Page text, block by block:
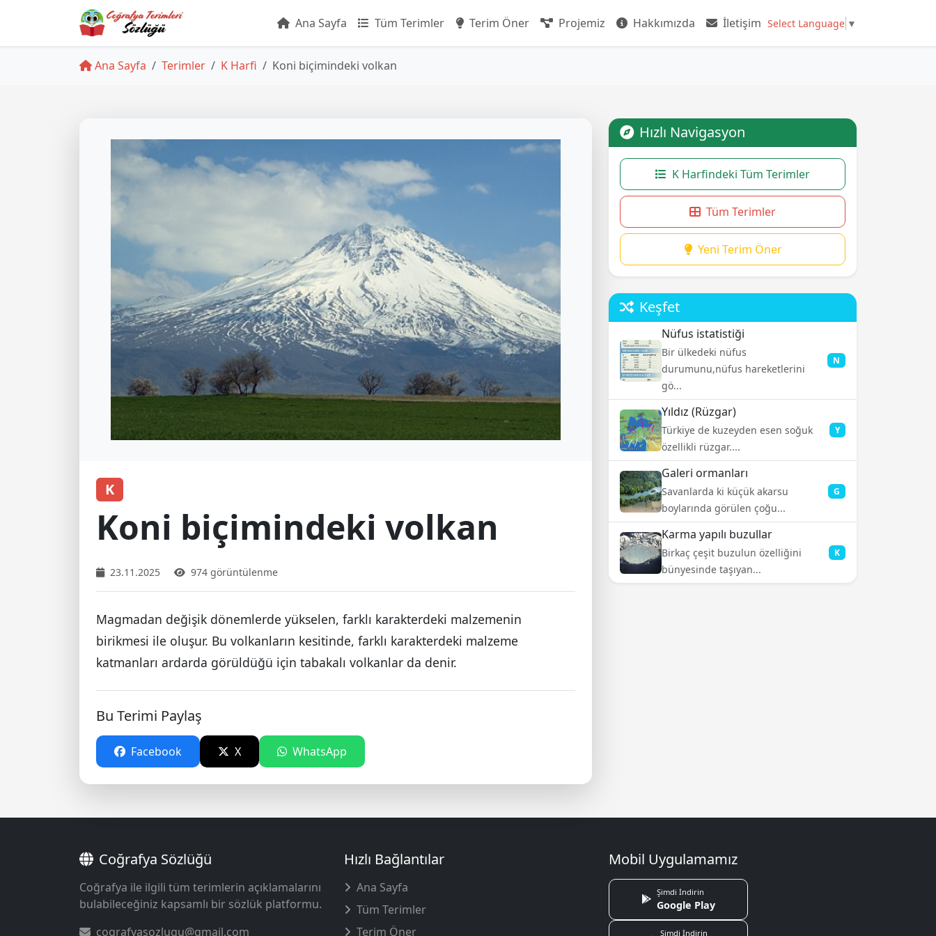
Ana Sayfa Tüm Terimler Terim Öner Projemiz Hakkımızda İletişim Select Language ▼
Ana Sayfa Terimler K Harfi Koni biçimindeki volkan
K
Koni biçimindeki volkan
23.11.2025 974 görüntülenme
Magmadan değişik dönemlerde yükselen, farklı karakterdeki malzemenin
birikmesi ile oluşur. Bu volkanların kesitinde, farklı karakterdeki malzeme
katmanları ardarda görüldüğü için tabakalı volkanlar da denir.
Bu Terimi Paylaş
Facebook X WhatsApp
Hızlı Navigasyon
K Harfindeki Tüm Terimler
Tüm Terimler
Yeni Terim Öner
Keşfet
Nüfus istatistiği
Bir ülkedeki nüfus
durumunu,nüfus hareketlerini
gö...
N
Yıldız (Rüzgar)
Türkiye de kuzeyden esen soğuk
özellikli rüzgar....
Y
Galeri ormanları
Savanlarda ki küçük akarsu
boylarında görülen çoğu...
G
Karma yapılı buzullar
Birkaç çeşit buzulun özelliğini
bünyesinde taşıyan...
K
Coğrafya Sözlüğü
Coğrafya ile ilgili tüm terimlerin açıklamalarını
bulabileceğiniz kapsamlı bir sözlük platformu.
cografyasozlugu@gmail.com
Hızlı Bağlantılar
Ana Sayfa
Tüm Terimler
Terim Öner
Mobil Uygulamamız
Şimdi İndirin
Google Play
Şimdi İndirin